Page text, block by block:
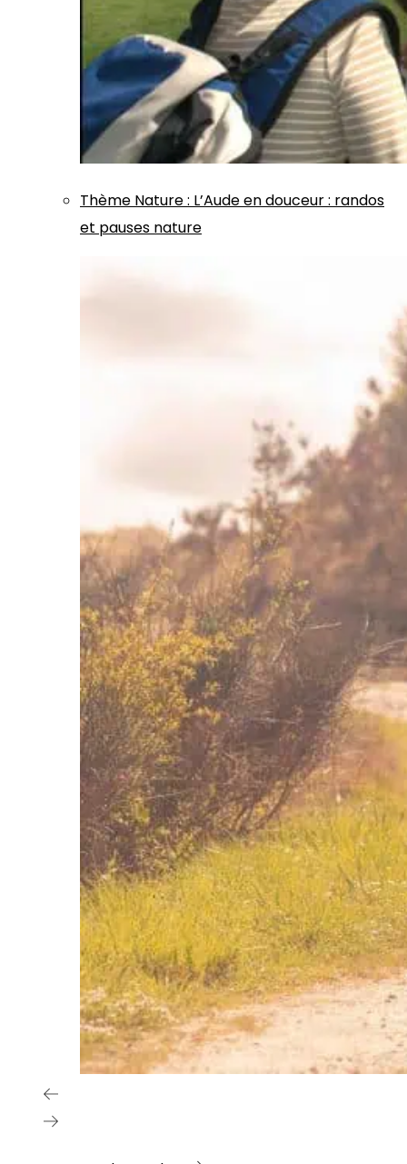
Thème Nature: L’Aude en douceur : randos
et pauses nature